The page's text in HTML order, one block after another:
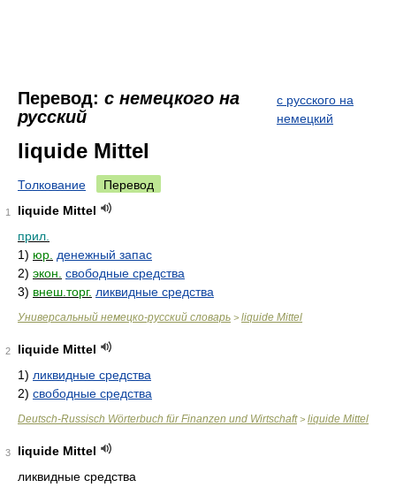
Перевод: с немецкого на
русский
с русского на
немецкий
liquide Mittel
Толкование Перевод
1
liquide Mittel
прил.
1) юр. денежный запас
2) экон. свободные средства
3) внеш.торг. ликвидные средства
Универсальный немецко-русский словарь > liquide Mittel
2
liquide Mittel
1) ликвидные средства
2) свободные средства
Deutsch-Russisch Wörterbuch für Finanzen und Wirtschaft> liquide Mittel
3
liquide Mittel
ликвидные средства